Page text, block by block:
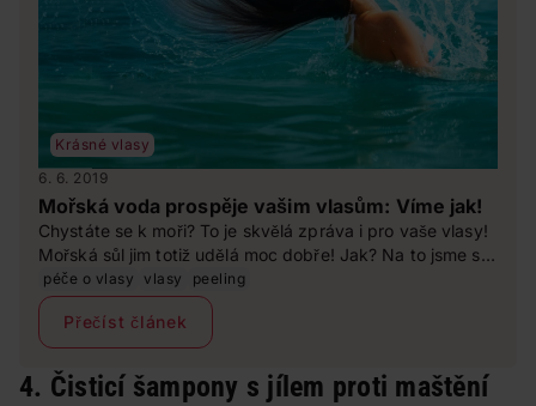
Krásné vlasy
6. 6. 2019
Mořská voda prospěje vašim vlasům: Víme jak!
Chystáte se k moři? To je skvělá zpráva i pro vaše vlasy!
Mořská sůl jim totiž udělá moc dobře! Jak? Na to jsme se
zeptali trichologa Lukáše Rossbacha.
péče o vlasy vlasy peeling
Přečíst článek
4. Čisticí šampony s jílem proti maštění